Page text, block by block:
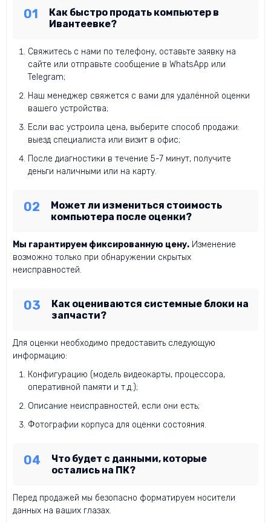
Как быстро продать компьютер в
Ивантеевке?
Свяжитесь с нами по телефону, оставьте заявку на
сайте или отправьте сообщение в WhatsApp или
Telegram;
Наш менеджер свяжется с вами для удалённой оценки
вашего устройства;
Если вас устроила цена, выберите способ продажи:
выезд специалиста или визит в офис;
После диагностики в течение 5-7 минут, получите
деньги наличными или на карту.
Может ли измениться стоимость
компьютера после оценки?
Мы гарантируем фиксированную цену. Изменение
возможно только при обнаружении скрытых
неисправностей.
Как оцениваются системные блоки на
запчасти?
Для оценки необходимо предоставить следующую
информацию:
Конфигурацию (модель видеокарты, процессора,
оперативной памяти и т.д.);
Описание неисправностей, если они есть;
Фотографии корпуса для оценки состояния.
Что будет с данными, которые
остались на ПК?
Перед продажей мы безопасно форматируем носители
данных на ваших глазах.